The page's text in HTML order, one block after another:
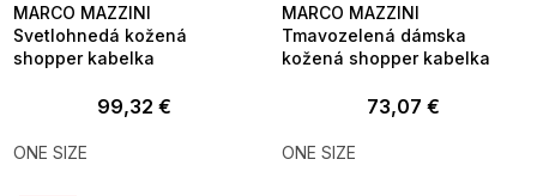
MARCO MAZZINI
Svetlohnedá kožená
shopper kabelka
99,32 €
ONE SIZE
MARCO MAZZINI
Tmavozelená dámska
kožená shopper kabelka
73,07 €
ONE SIZE